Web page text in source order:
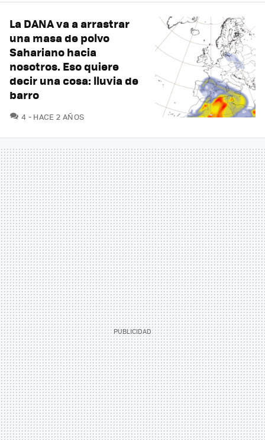
La DANA va a arrastrar
una masa de polvo
Sahariano hacia
nosotros. Eso quiere
decir una cosa: lluvia de
barro
4 COMENTARIOS
HACE 2 AÑOS